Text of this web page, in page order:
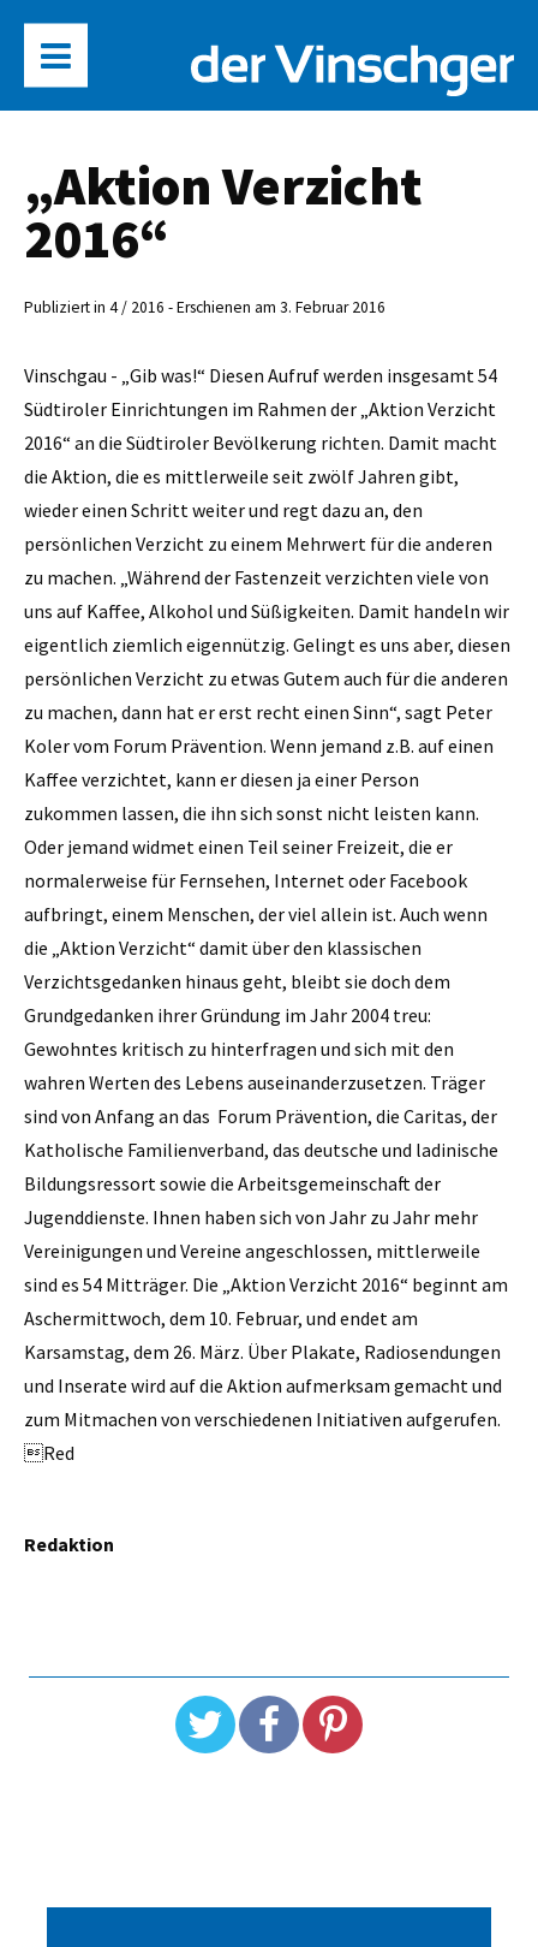
„Aktion Verzicht
2016“
Publiziert in 4 / 2016 - Erschienen am 3. Februar 2016
Vinschgau - „Gib was!“ Diesen Aufruf werden insgesamt 54
Südtiroler Einrichtungen im Rahmen der „Aktion Verzicht
2016“ an die Südtiroler Bevölkerung richten. Damit macht
die Aktion, die es mittlerweile seit zwölf Jahren gibt,
wieder einen Schritt weiter und regt dazu an, den
persönlichen Verzicht zu einem Mehrwert für die anderen
zu machen. „Während der Fastenzeit verzichten viele von
uns auf Kaffee, Alkohol und Süßigkeiten. Damit handeln wir
eigentlich ziemlich eigennützig. Gelingt es uns aber, diesen
persönlichen Verzicht zu etwas Gutem auch für die anderen
zu machen, dann hat er erst recht einen Sinn“, sagt Peter
Koler vom Forum Prävention. Wenn jemand z.B. auf einen
Kaffee verzichtet, kann er diesen ja einer Person
zukommen lassen, die ihn sich sonst nicht leisten kann.
Oder jemand widmet einen Teil seiner Freizeit, die er
normalerweise für Fernsehen, Internet oder Facebook
aufbringt, einem Menschen, der viel allein ist. Auch wenn
die „Aktion Verzicht“ damit über den klassischen
Verzichtsgedanken hinaus geht, bleibt sie doch dem
Grundgedanken ihrer Gründung im Jahr 2004 treu:
Gewohntes kritisch zu hinterfragen und sich mit den
wahren Werten des Lebens auseinanderzusetzen. Träger
sind von Anfang an das Forum Prävention, die Caritas, der
Katholische Familienverband, das deutsche und ladinische
Bildungsressort sowie die Arbeitsgemeinschaft der
Jugenddienste. Ihnen haben sich von Jahr zu Jahr mehr
Vereinigungen und Vereine angeschlossen, mittlerweile
sind es 54 Mitträger. Die „Aktion Verzicht 2016“ beginnt am
Aschermittwoch, dem 10. Februar, und endet am
Karsamstag, dem 26. März. Über Plakate, Radiosendungen
und Inserate wird auf die Aktion aufmerksam gemacht und
zum Mitmachen von verschiedenen Initiativen aufgerufen.
Red
Redaktion